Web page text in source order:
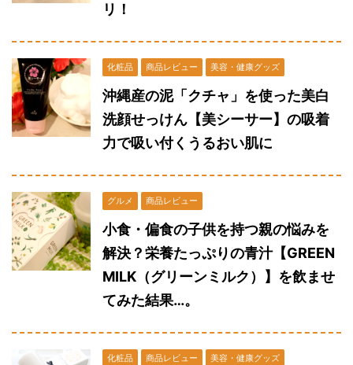
リ！
化粧品 商品レビュー 美容・健康グッズ
沖縄産の泥「クチャ」を使った美白
洗顔せっけん【美シーサー】の吸着
力で吸い付くうるおい肌に
グルメ 商品レビュー
小食・偏食の子供を持つ親の悩みを
解決？栄養たっぷりの青汁【GREEN
MILK（グリーンミルク）】を飲ませ
てみた結果…。
化粧品 商品レビュー 美容・健康グッズ